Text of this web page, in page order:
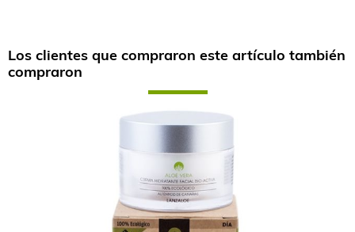
Los clientes que compraron este artículo también
compraron